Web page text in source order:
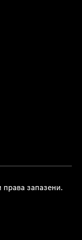
запазени.